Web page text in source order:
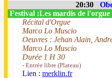
20:30
Festival :Les mardis de
Récital d'Orgue
Marco Lo Muscio
Oeuvres : Jehan Alain,
Marco Lo Muscio
Durée 1 H 30
- Entrée libre (Plateau)
Lien : merklin.fr